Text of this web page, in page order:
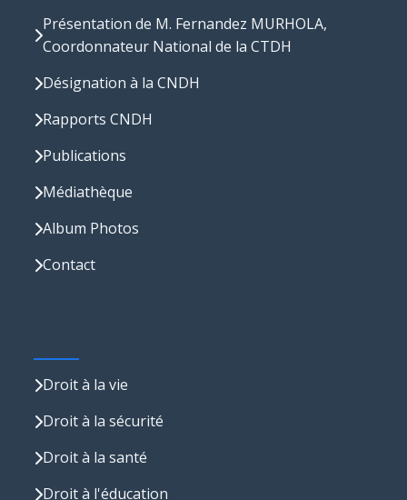
Présentation de M. Fernandez MURHOLA,
Coordonnateur National de la CTDH
Désignation à la CNDH
Rapports CNDH
Publications
Médiathèque
Album Photos
Contact
Droit à la vie
Droit à la sécurité
Droit à la santé
Droit à l'éducation